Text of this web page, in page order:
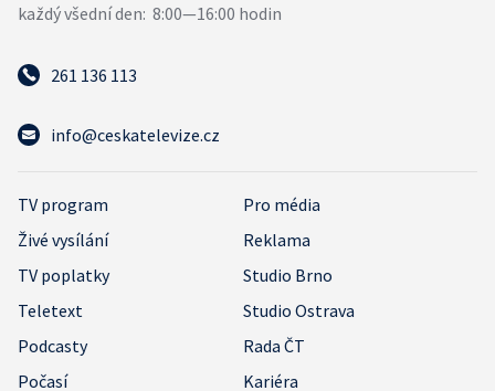
261 136 113
info@ceskatelevize.cz
TV program
Pro média
Živé vysílání
Reklama
TV poplatky
Studio Brno
Teletext
Studio Ostrava
Podcasty
Rada ČT
Počasí
Kariéra